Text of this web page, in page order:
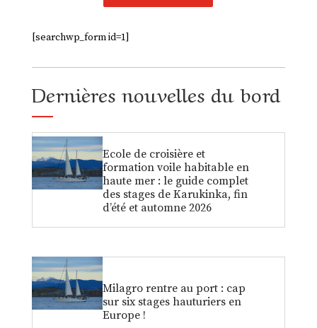
[searchwp_form id=1]
Dernières nouvelles du bord
Ecole de croisière et
formation voile habitable en
haute mer : le guide complet
des stages de Karukinka, fin
d’été et automne 2026
Milagro rentre au port : cap
sur six stages hauturiers en
Europe !